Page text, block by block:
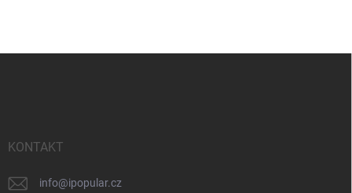
KONTAKT
info@ipopular.cz